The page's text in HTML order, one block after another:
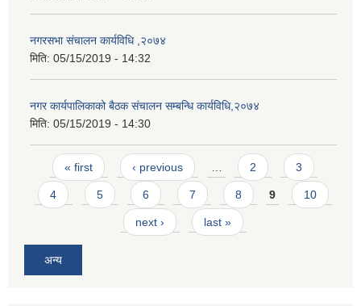
नगरसभा संचालन कार्यविधि ,२०७४
मिति: 05/15/2019 - 14:32
नगर कार्यपालिकाको बैठक संचालन सम्बन्धि कार्यविधि,२०७४
मिति: 05/15/2019 - 14:30
Pages
« first ‹ previous … 2 3
4 5 6 7 8 9 10
next › last »
अन्य